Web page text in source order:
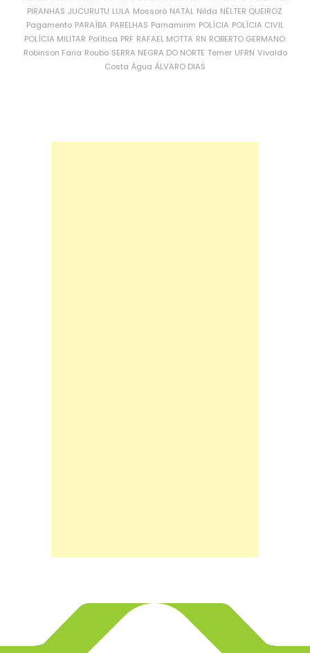
PIRANHAS JUCURUTU LULA Mossoró NATAL Nilda NÉLTER QUEIROZ
Pagamento PARAÍBA PARELHAS Parnamirim POLÍCIA POLÍCIA CIVIL
POLÍCIA MILITAR Política PRF RAFAEL MOTTA RN ROBERTO GERMANO
Robinson Faria Roubo SERRA NEGRA DO NORTE Temer UFRN Vivaldo
Costa Água ÁLVARO DIAS